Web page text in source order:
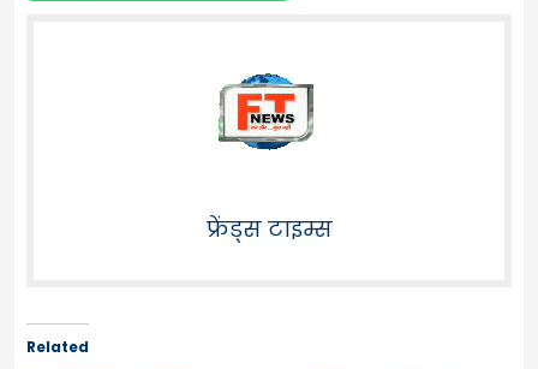
फ्रेंड्स टाइम्स
Related